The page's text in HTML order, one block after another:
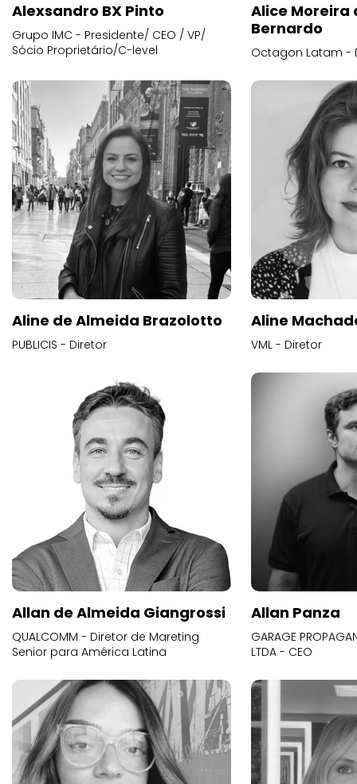
Alexsandro BX Pinto
Grupo IMC - Presidente/ CEO / VP/
Sócio Proprietário/C-level
Alice
Bernardo
Octagon Latam -
Aline de Almeida Brazolotto
PUBLICIS - Diretor
Aline
VML - Diretor
Allan de Almeida Giangrossi
QUALCOMM - Diretor de Mareting
Senior para América Latina
Allan Panza
GARAGE
LTDA - CEO